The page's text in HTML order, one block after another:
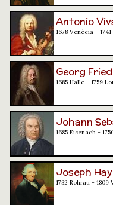
Antonio
1678 Venècia -
Georg
1685 Halle - 1759
Johann
1685 Eisenach -
Joseph
1732 Rohrau - 1809